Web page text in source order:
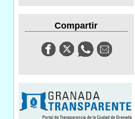
Compartir